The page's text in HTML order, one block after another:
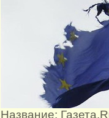
Название: